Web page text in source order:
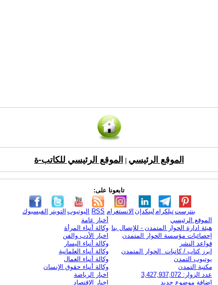
الموقع الرئيسي الموقع الرئيسي للكاتب-ة
تابعونا على:
الفيسبوك التويتر اليوتيوب RSS الانستغرام لينكدإن تيلكرامبنترست
الموقع الرئيسي
هيئة ادارة الحوار المتمدن - للإتصال بنا
إحصائيات مؤسسة الحوار المتمدن
قواعد النشر
ابرز كتاب / كاتبات الحوار المتمدن
يوتيوب التمدن
مكتبة التمدن
عدد الزوار: 3,427,937,072
اضافة موضوع جديد
أخبار عامة
وكالة أنباء المرأة
اخبار الأدب والفن
وكالة أنباء اليسار
وكالة أنباء العلمانية
وكالة أنباء العمال
وكالة أنباء حقوق الإنسان
اخبار الرياضة
اخبار الاقتصاد